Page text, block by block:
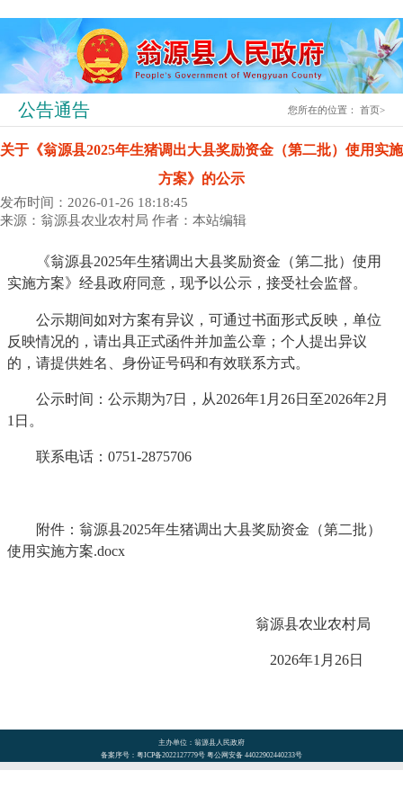
公告通告 您所在的位置：首页>
关于《翁源县2025年生猪调出大县奖励资金（第二批）使用实施
方案》的公示
发布时间：2026-01-26 18:18:45
来源：翁源县农业农村局 作者：本站编辑
《翁源县2025年生猪调出大县奖励资金（第二批）使用
实施方案》经县政府同意，现予以公示，接受社会监督。
公示期间如对方案有异议，可通过书面形式反映，单位
反映情况的，请出具正式函件并加盖公章；个人提出异议
的，请提供姓名、身份证号码和有效联系方式。
公示时间：公示期为7日，从2026年1月26日至2026年2月
1日。
联系电话：0751-2875706
附件：翁源县2025年生猪调出大县奖励资金（第二批）
使用实施方案.docx
翁源县农业农村局
2026年1月26日
主办单位：翁源县人民政府
备案序号：粤ICP备2022127779号 粤公网安备 44022902440233号